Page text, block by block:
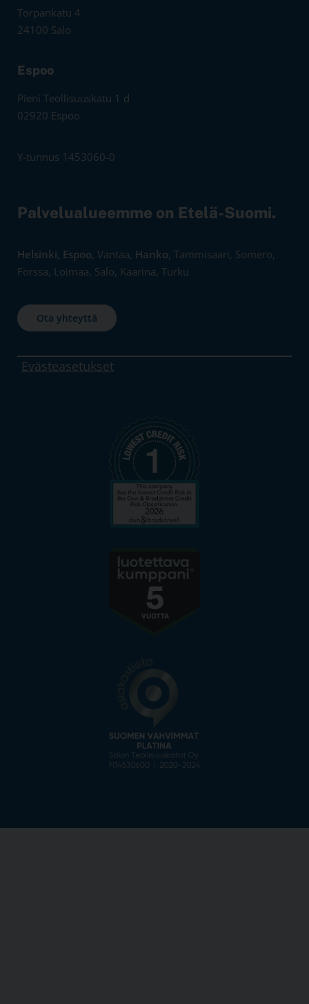
Torpankatu 4
24100 Salo
Espoo
Pieni Teollisuuskatu 1 d
02920 Espoo
Y-tunnus 1453060-0
Palvelualueemme on Etelä-Suomi.
Helsinki, Espoo, Vantaa, Hanko, Tammisaari, Somero,
Forssa, Loimaa, Salo, Kaarina, Turku
Ota yhteyttä
Evästeasetukset